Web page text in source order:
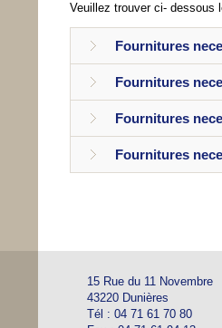
Veuillez trouver ci- dessous
Fournitures
Fournitures
Fournitures
Fournitures
15 Rue du 11 Novembre
43220 Dunières
Tél : 04 71 61 70 80